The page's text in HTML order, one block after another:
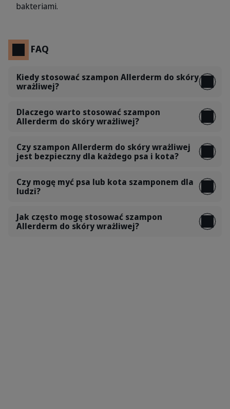
bakteriami.
FAQ
Kiedy stosować szampon Allerderm do skóry
wrażliwej?
Dlaczego warto stosować szampon
Allerderm do skóry wrażliwej?
Czy szampon Allerderm do skóry wrażliwej
jest bezpieczny dla każdego psa i kota?
Czy mogę myć psa lub kota szamponem dla
ludzi?
Jak często mogę stosować szampon
Allerderm do skóry wrażliwej?